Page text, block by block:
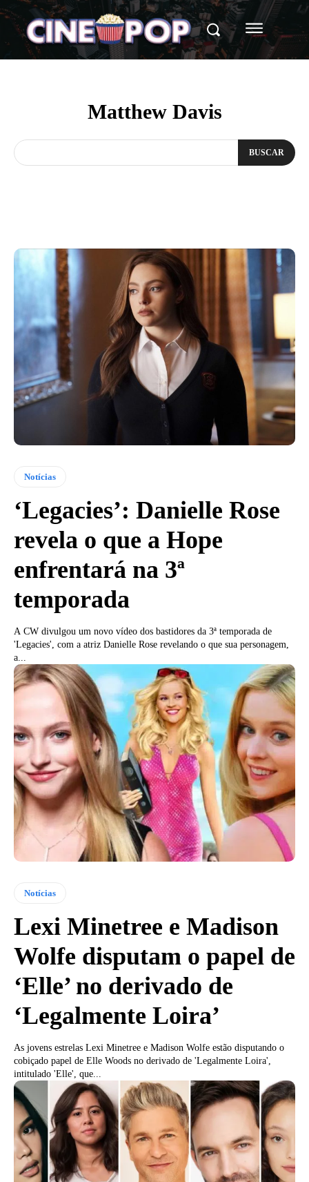
Matthew Davis
BUSCAR
Notícias
‘Legacies’: Danielle Rose
revela o que a Hope
enfrentará na 3ª
temporada
A CW divulgou um novo vídeo dos bastidores da 3ª temporada de
'Legacies', com a atriz Danielle Rose revelando o que sua personagem,
a...
Notícias
Lexi Minetree e Madison
Wolfe disputam o papel de
‘Elle’ no derivado de
‘Legalmente Loira’
As jovens estrelas Lexi Minetree e Madison Wolfe estão disputando o
cobiçado papel de Elle Woods no derivado de 'Legalmente Loira',
intitulado 'Elle', que...